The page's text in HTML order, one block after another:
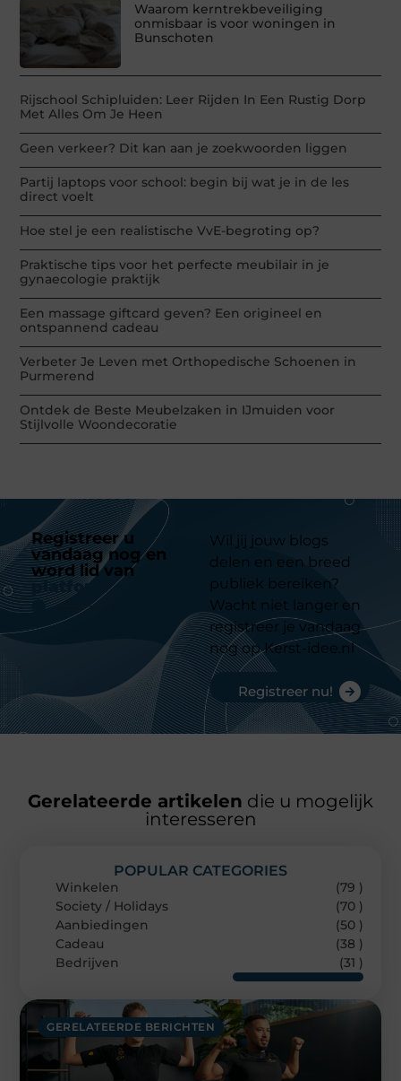
Waarom kerntrekbeveiliging
onmisbaar is voor woningen in
Bunschoten
Rijschool Schipluiden: Leer Rijden In Een Rustig Dorp
Met Alles Om Je Heen
Geen verkeer? Dit kan aan je zoekwoorden liggen
Partij laptops voor school: begin bij wat je in de les
direct voelt
Hoe stel je een realistische VvE-begroting op?
Praktische tips voor het perfecte meubilair in je
gynaecologie praktijk
Een massage giftcard geven? Een origineel en
ontspannend cadeau
Verbeter Je Leven met Orthopedische Schoenen in
Purmerend
Ontdek de Beste Meubelzaken in IJmuiden voor
Stijlvolle Woondecoratie
Registreer u
vandaag nog en
word lid van
platform
Wil jij jouw blogs
delen en een breed
publiek bereiken?
Wacht niet langer en
registreer je vandaag
nog op Kerst-idee.nl
Registreer nu!
Gerelateerde artikelen die u mogelijk
interesseren
GERELATEERDE BERICHTEN
POPULAR CATEGORIES
Winkelen
(79 )
Society / Holidays
(70 )
Aanbiedingen
(50 )
Cadeau
(38 )
Bedrijven
(31 )